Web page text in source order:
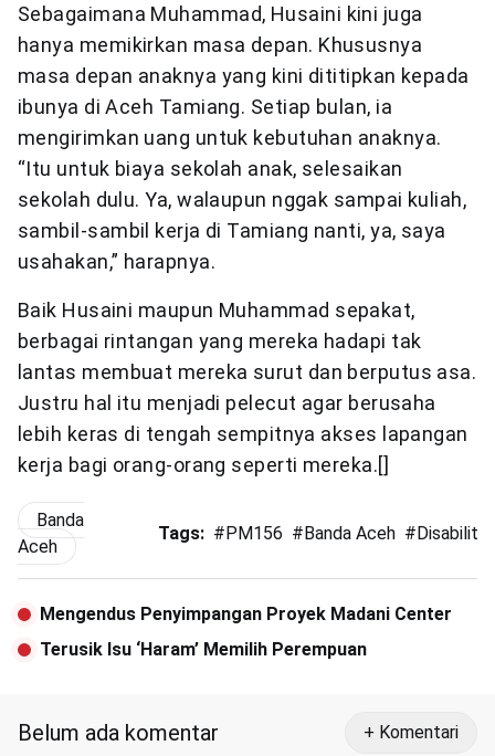
Sebagaimana Muhammad, Husaini kini juga
hanya memikirkan masa depan. Khususnya
masa depan anaknya yang kini dititipkan kepada
ibunya di Aceh Tamiang. Setiap bulan, ia
mengirimkan uang untuk kebutuhan anaknya.
“Itu untuk biaya sekolah anak, selesaikan
sekolah dulu. Ya, walaupun nggak sampai kuliah,
sambil-sambil kerja di Tamiang nanti, ya, saya
usahakan,” harapnya.
Baik Husaini maupun Muhammad sepakat,
berbagai rintangan yang mereka hadapi tak
lantas membuat mereka surut dan berputus asa.
Justru hal itu menjadi pelecut agar berusaha
lebih keras di tengah sempitnya akses lapangan
kerja bagi orang-orang seperti mereka.[]
Banda
Aceh
Tags: #PM156 #Banda Aceh #Disabilitas
Mengendus Penyimpangan Proyek Madani Center
Terusik Isu ‘Haram’ Memilih Perempuan
Belum ada komentar + Komentari